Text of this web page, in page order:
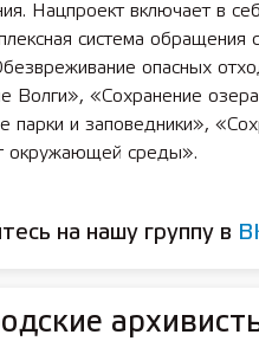
Нацпроект включает в
система обращения
опасных
Волги», «Сохранение
парки и заповедники»,
окружающей среды».
на нашу группу в